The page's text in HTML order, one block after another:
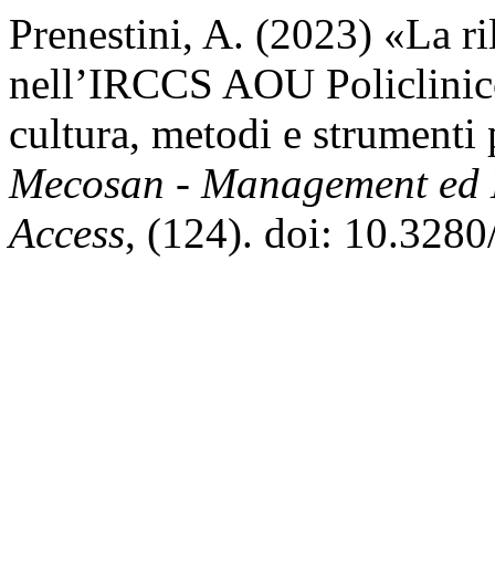
Prenestini, A. (2023) «La
nell’IRCCS AOU
cultura, metodi e strumenti
Mecosan - Management
Access, (124). doi: